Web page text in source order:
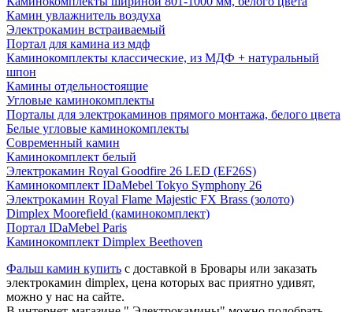
Камин увлажнитель воздуха
Электрокамин встраиваемый
Портал для камина из мдф
Каминокомплекты классические, из МДФ + натуральный
шпон
Камины отдельностоящие
Угловые каминокомплекты
Порталы для электрокаминов прямого монтажа, белого цвета
Белые угловые каминокомплекты
Современный камин
Каминокомплект белый
Электрокамин Royal Goodfire 26 LED (EF26S)
Каминокомплект IDaMebel Tokyo Symphony 26
Электрокамин Royal Flame Majestic FX Brass (золото)
Dimplex Moorefield (каминокомплект)
Портал IDaMebel Paris
Каминокомплект Dimplex Beethoven
Фальш камин купить с доставкой в Бровары или заказать
электрокамин dimplex, цена которых вас приятно удивят,
можно у нас на сайте.